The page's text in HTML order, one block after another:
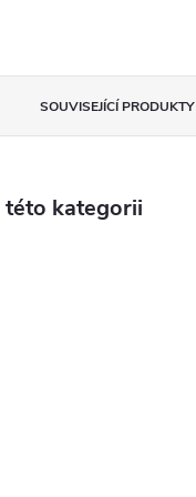
SOUVISEJÍCÍ PRODUKTY
kategorii